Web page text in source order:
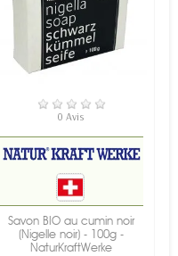
EN STOCK
0 Avis
Savon BIO au cumin noir
(Nigelle noir) - 100g -
NaturKraftWerke